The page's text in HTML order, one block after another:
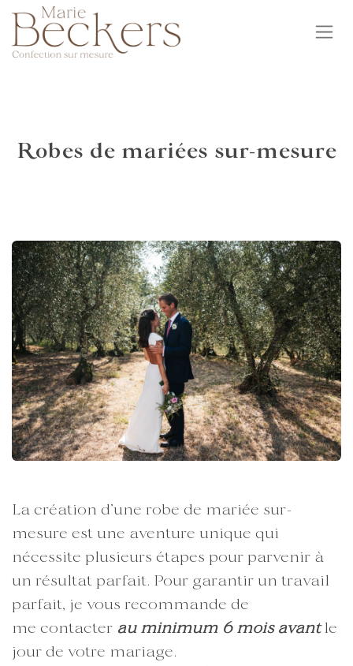
Se rendre au contenu
Robes de mariées sur-mesure
La création d’une robe de mariée sur-
mesure est une aventure unique qui
nécessite plusieurs étapes pour parvenir à
un résultat parfait. Pour garantir un travail
parfait, je vous recommande de
me contacter au minimum 6 mois avantle
jour de votre mariage.